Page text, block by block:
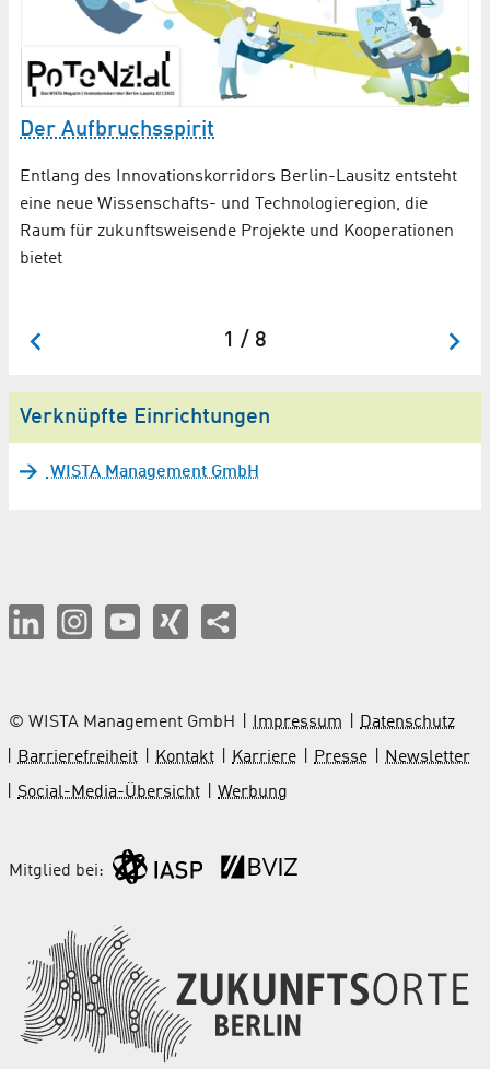
Der Aufbruchsspirit
Entlang des Innovationskorridors Berlin-Lausitz entsteht
eine neue Wissenschafts- und Technologieregion, die
Raum für zukunftsweisende Projekte und Kooperationen
bietet
1 / 8
Verknüpfte Einrichtungen
WISTA Management GmbH
© WISTA Management GmbH Impressum
Datenschutz
Barrierefreiheit
Kontakt Karriere Presse
Newsletter
Social-Media-Übersicht
Werbung
Mitglied bei: